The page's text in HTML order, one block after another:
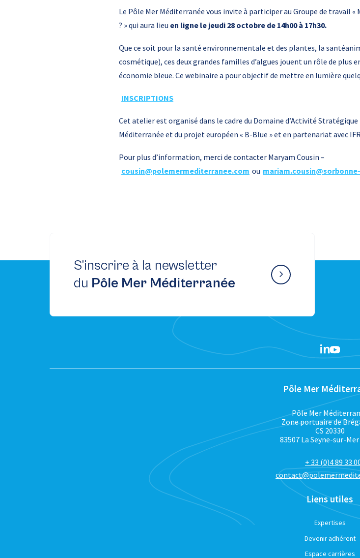
Le Pôle Mer Méditerranée vous invite à participer au Groupe de travail
? » qui aura lieu en ligne le jeudi 28 octobre de 14h00 à 17h30.
Que ce soit pour la santé environnementale et des plantes, la
cosmétique), ces deux grandes familles d’algues jouent un rôle de
économie bleue. Ce webinaire a pour objectif de mettre en lumière
INSCRIPTIONS
Cet atelier est organisé dans le cadre du Domaine d’Activité
Méditerranée et du projet européen « B-Blue » et en partenariat avec
Pour plus d’information, merci de contacter Maryam Cousin –
cousin@polemermediterranee.com ou
S’inscrire à la newsletter
du Pôle Mer Méditerranée
Pôle Mer
Pôle Mer
Zone portuaire de
CS 20330
83507 La Seyne-sur-Mer
+ 33 (0)4 89 33
Liens utiles
Expertises
Devenir adhérent
Espace carrières